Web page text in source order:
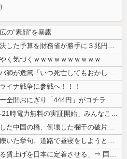
の”素顔”を暴露
世耕議員、国会で審議・議決した予算を財務省が勝手に３兆円動かしていると...
く気づくｗｗｗｗｗｗｗｗｗｗ
イラン最高指導者のモジタバ師が危篤「いつ死亡してもおかしくない」…イラ...
イナ戦争に参戦へ！！！
【画像あり】ロピアのパワー全開おにぎり「444円」がコチラｗｗｗｗｗ
【速報】新電力Looop「19-21時電力無料の実証開始」みんなこれに...
強風で欄干が全面的に倒壊した中国の橋、倒壊した欄干の破片を調べると凄ま...
【悲報】女さん、歩行者を轢いた挙句、道路で昼寝をしようとしてしまう
高市総理「物価上昇を上回る賃上げを日本に定着させる」⇒ 国家公務員月...